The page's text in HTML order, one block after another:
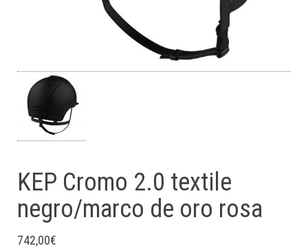
KEP Cromo 2.0 textile
negro/marco de oro rosa
742,00€